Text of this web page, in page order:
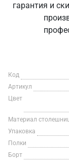
гарантия и
Код
Артикул
Цвет
Материал
Упаковка
Полки
Борт